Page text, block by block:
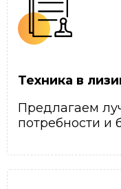
Техника в
Предлагаем
потребности и